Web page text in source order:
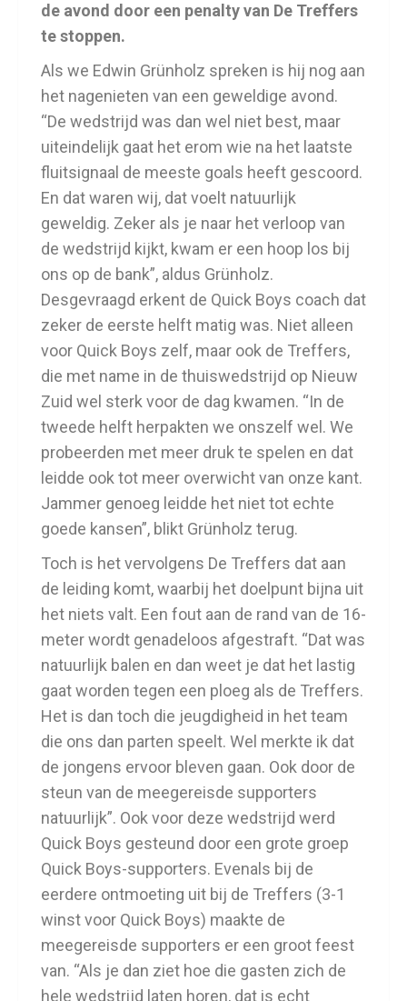
de avond door een penalty van De Treffers
te stoppen.
Als we Edwin Grünholz spreken is hij nog aan
het nagenieten van een geweldige avond.
“De wedstrijd was dan wel niet best, maar
uiteindelijk gaat het erom wie na het laatste
fluitsignaal de meeste goals heeft gescoord.
En dat waren wij, dat voelt natuurlijk
geweldig. Zeker als je naar het verloop van
de wedstrijd kijkt, kwam er een hoop los bij
ons op de bank”, aldus Grünholz.
Desgevraagd erkent de Quick Boys coach dat
zeker de eerste helft matig was. Niet alleen
voor Quick Boys zelf, maar ook de Treffers,
die met name in de thuiswedstrijd op Nieuw
Zuid wel sterk voor de dag kwamen. “In de
tweede helft herpakten we onszelf wel. We
probeerden met meer druk te spelen en dat
leidde ook tot meer overwicht van onze kant.
Jammer genoeg leidde het niet tot echte
goede kansen”, blikt Grünholz terug.
Toch is het vervolgens De Treffers dat aan
de leiding komt, waarbij het doelpunt bijna uit
het niets valt. Een fout aan de rand van de 16-
meter wordt genadeloos afgestraft. “Dat was
natuurlijk balen en dan weet je dat het lastig
gaat worden tegen een ploeg als de Treffers.
Het is dan toch die jeugdigheid in het team
die ons dan parten speelt. Wel merkte ik dat
de jongens ervoor bleven gaan. Ook door de
steun van de meegereisde supporters
natuurlijk”. Ook voor deze wedstrijd werd
Quick Boys gesteund door een grote groep
Quick Boys-supporters. Evenals bij de
eerdere ontmoeting uit bij de Treffers (3-1
winst voor Quick Boys) maakte de
meegereisde supporters er een groot feest
van. “Als je dan ziet hoe die gasten zich de
hele wedstrijd laten horen, dat is echt